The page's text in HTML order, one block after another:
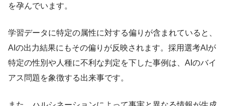
を孕んでいます。
学習データに特定の属性に対する偏りが含まれていると、
AIの出力結果にもその偏りが反映されます。採用選考AIが
特定の性別や人種に不利な判定を下した事例は、AIのバイ
アス問題を象徴する出来事です。